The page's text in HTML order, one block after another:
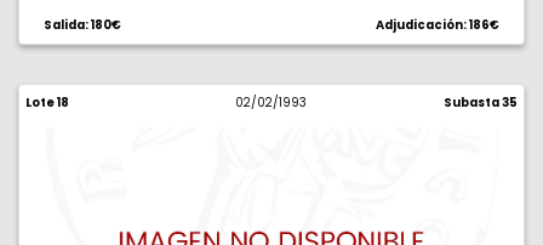
alrededor leyenda karosti. 2,47 g. Bellísima. S/C.
Salida: 180€ Adjudicación: 186€
Lote 18 02/02/1993 Subasta 35